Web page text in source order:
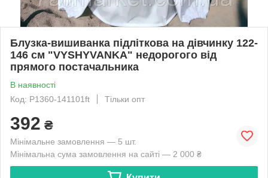
Блузка-вишиванка підліткова на дівчинку 122-
146 см "VYSHYVANKA" недорогого від
прямого постачальника
В наявності
Код: P1360-141101ft
Тільки опт
392 ₴
Мінімальне замовлення — 5 шт.
Мінімальна сума замовлення на сайті — 2 000 ₴